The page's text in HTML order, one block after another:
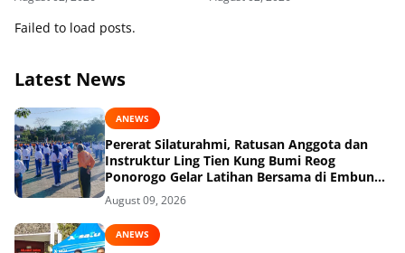
Meja Putra Wustho
Failed to load posts.
Latest News
ANEWS
Pererat Silaturahmi, Ratusan Anggota dan
Instruktur Ling Tien Kung Bumi Reog
Ponorogo Gelar Latihan Bersama di Embung
Pakel
August 09, 2026
ANEWS